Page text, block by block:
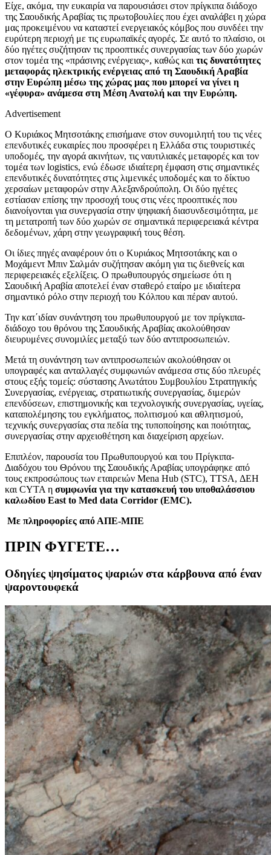
Είχε, ακόμα, την ευκαιρία να παρουσιάσει στον πρίγκιπα διάδοχο
της Σαουδικής Αραβίας τις πρωτοβουλίες που έχει αναλάβει η χώρα
μας προκειμένου να καταστεί ενεργειακός κόμβος που συνδέει την
ευρύτερη περιοχή με τις ευρωπαϊκές αγορές. Σε αυτό το πλαίσιο, οι
δύο ηγέτες συζήτησαν τις προοπτικές συνεργασίας των δύο χωρών
στον τομέα της «πράσινης ενέργειας», καθώς και τις δυνατότητες
μεταφοράς ηλεκτρικής ενέργειας από τη Σαουδική Αραβία
στην Ευρώπη μέσω της χώρας μας που μπορεί να γίνει η
«γέφυρα» ανάμεσα στη Μέση Ανατολή και την Ευρώπη.
Advertisement
Ο Κυριάκος Μητσοτάκης επισήμανε στον συνομιλητή του τις νέες
επενδυτικές ευκαιρίες που προσφέρει η Ελλάδα στις τουριστικές
υποδομές, την αγορά ακινήτων, τις ναυτιλιακές μεταφορές και τον
τομέα των logistics, ενώ έδωσε ιδιαίτερη έμφαση στις σημαντικές
επενδυτικές δυνατότητες στις λιμενικές υποδομές και το δίκτυο
χερσαίων μεταφορών στην Αλεξανδρούπολη. Οι δύο ηγέτες
εστίασαν επίσης την προσοχή τους στις νέες προοπτικές που
διανοίγονται για συνεργασία στην ψηφιακή διασυνδεσιμότητα, με
τη μετατροπή των δύο χωρών σε σημαντικά περιφερειακά κέντρα
δεδομένων, χάρη στην γεωγραφική τους θέση.
Οι ίδιες πηγές αναφέρουν ότι ο Κυριάκος Μητσοτάκης και ο
Μοχάμεντ Μπιν Σαλμάν συζήτησαν ακόμη για τις διεθνείς και
περιφερειακές εξελίξεις. Ο πρωθυπουργός σημείωσε ότι η
Σαουδική Αραβία αποτελεί έναν σταθερό εταίρο με ιδιαίτερα
σημαντικό ρόλο στην περιοχή του Κόλπου και πέραν αυτού.
Την κατ΄ιδίαν συνάντηση του πρωθυπουργού με τον πρίγκιπα-
διάδοχο του θρόνου της Σαουδικής Αραβίας ακολούθησαν
διευρυμένες συνομιλίες μεταξύ των δύο αντιπροσωπειών.
Μετά τη συνάντηση των αντιπροσωπειών ακολούθησαν οι
υπογραφές και ανταλλαγές συμφωνιών ανάμεσα στις δύο πλευρές
στους εξής τομείς: σύστασης Ανωτάτου Συμβουλίου Στρατηγικής
Συνεργασίας, ενέργειας, στρατιωτικής συνεργασίας, διμερών
επενδύσεων, επιστημονικής και τεχνολογικής συνεργασίας, υγείας,
καταπολέμησης του εγκλήματος, πολιτισμού και αθλητισμού,
τεχνικής συνεργασίας στα πεδία της τυποποίησης και ποιότητας,
συνεργασίας στην αρχειοθέτηση και διαχείριση αρχείων.
Επιπλέον, παρουσία του Πρωθυπουργού και του Πρίγκιπα-
Διαδόχου του Θρόνου της Σαουδικής Αραβίας υπογράφηκε από
τους εκπροσώπους των εταιρειών Mena Hub (STC), TTSA, ΔΕΗ
και CYTA η συμφωνία για την κατασκευή του υποθαλάσσιου
καλωδίου East to Med data Corridor (EMC).
Με πληροφορίες από ΑΠΕ-ΜΠΕ
ΠΡΙΝ ΦΥΓΕΤΕ…
Οδηγίες ψησίματος ψαριών στα κάρβουνα από έναν
ψαροντουφεκά